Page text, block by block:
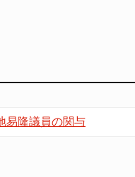
易隆議員の関与